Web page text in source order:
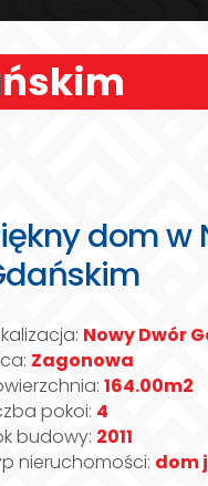
dom w
Nowy Dwór
Zagonowa
164.00m2
pokoi: 4
budowy: 2011
nieruchomości: dom